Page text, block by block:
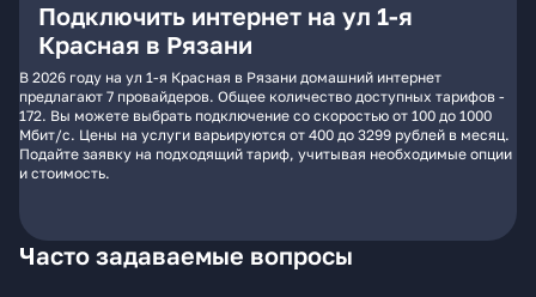
Подключить интернет на ул 1-я
Красная в Рязани
В 2026 году на ул 1-я Красная в Рязани домашний интернет
предлагают 7 провайдеров. Общее количество доступных тарифов -
172. Вы можете выбрать подключение со скоростью от 100 до 1000
Мбит/с. Цены на услуги варьируются от 400 до 3299 рублей в месяц.
Подайте заявку на подходящий тариф, учитывая необходимые опции
и стоимость.
Часто задаваемые вопросы